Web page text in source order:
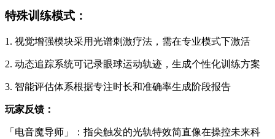
特殊训练模式：
1. 视觉增强模块采用光谱刺激疗法，需在专业模式下激活
2. 动态追踪系统可记录眼球运动轨迹，生成个性化训练方案
3. 智能评估体系根据专注时长和准确率生成阶段报告
玩家反馈：
「电音魔导师」：指尖触发的光轨特效简直像在操控未来科